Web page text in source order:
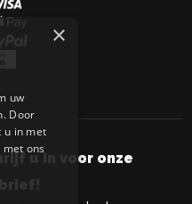
u in voor onze
×
uw
Door
u in met
ons